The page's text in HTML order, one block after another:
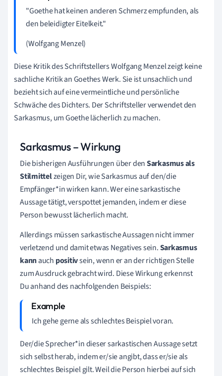
"Goethe hat keinen anderen Schmerz empfunden, als
den beleidigter Eitelkeit."
(Wolfgang Menzel)
Diese Kritik des Schriftstellers Wolfgang Menzel zeigt keine
sachliche Kritik an Goethes Werk. Sie ist unsachlich und
bezieht sich auf eine vermeintliche und persönliche
Schwäche des Dichters. Der Schriftsteller verwendet den
Sarkasmus, um Goethe lächerlich zu machen.
Sarkasmus – Wirkung
Die bisherigen Ausführungen über denSarkasmus als
Stilmittelzeigen Dir, wie Sarkasmus auf den/die
Empfänger*in wirken kann. Wer eine sarkastische
Aussage tätigt, verspottet jemanden, indem er diese
Person bewusst lächerlich macht.
Allerdings müssen sarkastische Aussagen nicht immer
verletzend und damit etwas Negatives sein.Sarkasmus
kannauch positivsein, wenn er an der richtigen Stelle
zum Ausdruck gebracht wird. Diese Wirkung erkennst
Du anhand des nachfolgenden Beispiels:
Ich gehe gerne als schlechtes Beispiel voran.
Der/die Sprecher*in dieser sarkastischen Aussage setzt
sich selbst herab, indem er/sie angibt, dass er/sie als
schlechtes Beispiel gilt. Weil die Person hierbei auf sich